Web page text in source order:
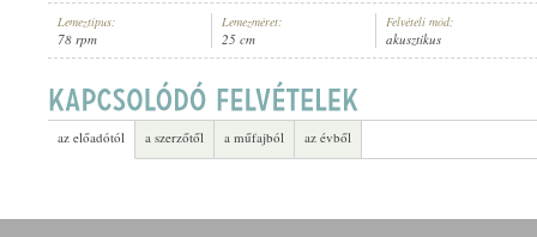
CS. ÉS KIR. "FRIGYES FŐHERCEG" 52. GYALOGEZRED ZENEKARA
Lemeztípus:
78 rpm
Lemezméret:
25 cm
Felvételi mód:
akusztikus
az előadótól a szerzőtől a műfajból az évből